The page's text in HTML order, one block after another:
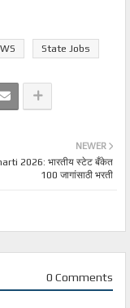
State Jobs
NEWER
2026: भारतीय स्टेट बँकेत
100 जागांसाठी भरती
0 Comments